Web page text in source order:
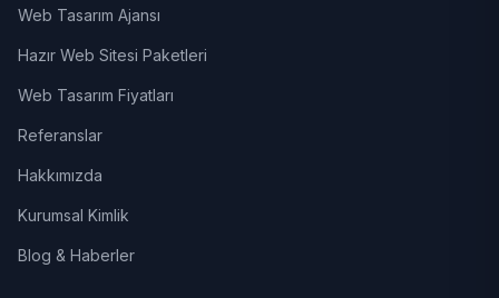
Web Tasarım Ajansı
Hazır Web Sitesi Paketleri
Web Tasarım Fiyatları
Referanslar
Hakkımızda
Kurumsal Kimlik
Blog & Haberler